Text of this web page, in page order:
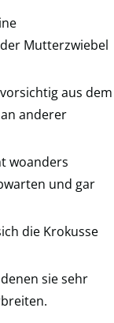
Mutterzwiebel
aus dem
anderer
woanders
und gar
die Krokusse
sie sehr